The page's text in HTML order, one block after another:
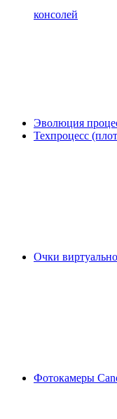
консолей
Эволюция
Техпроцесс
Очки
Фотокамеры